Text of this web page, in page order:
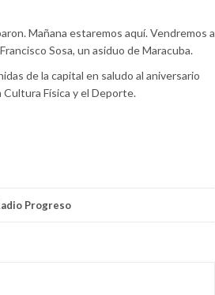
Mañana estaremos aquí. Vendremos a
Sosa, un asiduo de Maracuba.
de la capital en saludo al aniversario
Cultura Física y el Deporte.
Progreso